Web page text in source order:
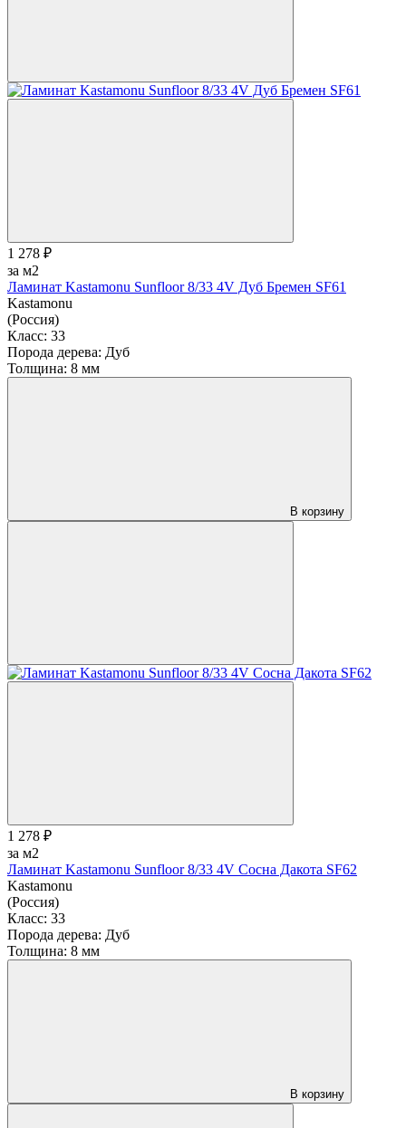
1 278 ₽
за м2
Ламинат Kastamonu Sunfloor 8/33 4V Дуб Бремен SF61
Kastamonu
(Россия)
Класс: 33
Порода дерева: Дуб
Толщина: 8 мм
В корзину
1 278 ₽
за м2
Ламинат Kastamonu Sunfloor 8/33 4V Сосна Дакота SF62
Kastamonu
(Россия)
Класс: 33
Порода дерева: Дуб
Толщина: 8 мм
В корзину